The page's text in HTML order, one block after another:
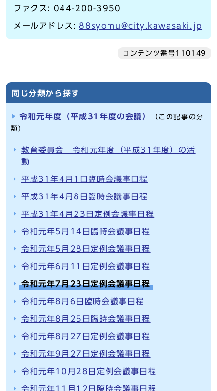
ファクス: 044-200-3950
メールアドレス:88syomu@city.kawasaki.jp
コンテンツ番号110149
同じ分類から探す
令和元年度（平成31年度の会議）
（この記事の分
類）
教育委員会 令和元年度（平成31年度）の活
動
平成31年4月1日臨時会議事日程
平成31年4月8日臨時会議事日程
平成31年4月23日定例会議事日程
令和元年5月14日臨時会議事日程
令和元年5月28日定例会議事日程
令和元年6月11日定例会議事日程
令和元年7月23日定例会議事日程
令和元年8月6日臨時会議事日程
令和元年8月25日臨時会議事日程
令和元年8月27日定例会議事日程
令和元年9月27日定例会議事日程
令和元年10月28日定例会議事日程
令和元年11月12日臨時会議事日程